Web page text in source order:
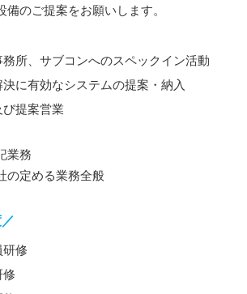
備のご提案をお願いします。
所、サブコンへのスペックイン活動
に有効なシステムの提案・納入
提案営業
業務
の定める業務全般
研修
修